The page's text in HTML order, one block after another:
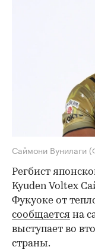
Саймони Вунилаги
Регбист
Kyuden Voltex
Фукуоке от
сообщается на
выступает во
страны.